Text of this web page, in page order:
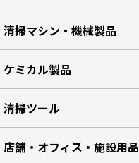
清掃マシン・機械製品
ケミカル製品
清掃ツール
店舗・オフィス・施設用品